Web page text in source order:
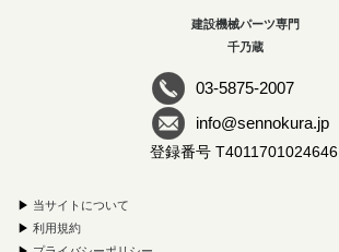
建設機械パーツ専門
千乃蔵
03-5875-2007
info@sennokura.jp
登録番号 T4011701024646
▶ 当サイトについて
▶ 利用規約